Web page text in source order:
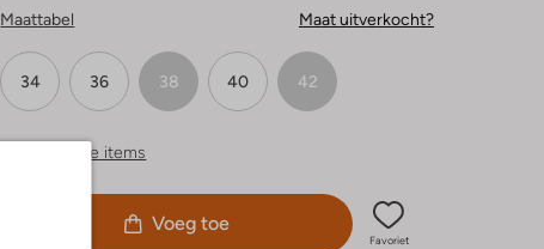
Maattabel Maat uitverkocht?
34 36 38 40 42
Vergelijkbare items
Voeg toe
Favoriet